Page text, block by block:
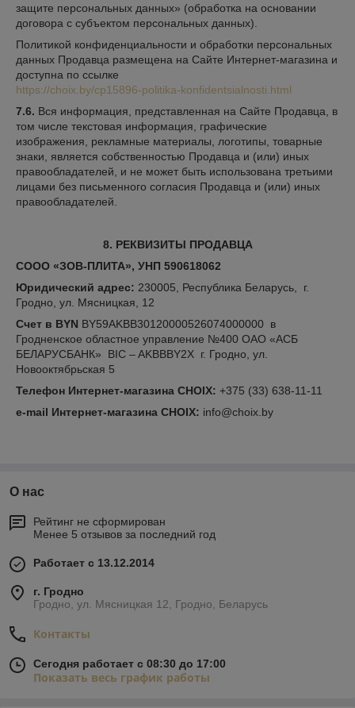
защите персональных данных» (обработка на основании
договора с субъектом персональных данных).
Политикой конфиденциальности и обработки персональных
данных Продавца размещена на Сайте Интернет-магазина и
доступна по ссылке
https://choix.by/cp15896-politika-konfidentsialnosti.html
7.6. Вся информация, представленная на Сайте Продавца, в
том числе текстовая информация, графические
изображения, рекламные материалы, логотипы, товарные
знаки, является собственностью Продавца и (или) иных
правообладателей, и не может быть использована третьими
лицами без письменного согласия Продавца и (или) иных
правообладателей.
8. РЕКВИЗИТЫ ПРОДАВЦА
СООО «ЗОВ-ПЛИТА», УНП 590618062
Юридический адрес: 230005, Республика Беларусь, г.
Гродно, ул. Мясницкая, 12
Счет в BYN BY59AKBB30120000526074000000 в
Гродненское областное управление №400 ОАО «АСБ
БЕЛАРУСБАНК» BIC – AKBBBY2X г. Гродно, ул.
Новооктябрьская 5
Телефон Интернет-магазина CHOIX: +375 (33) 638-11-11
e-mail Интернет-магазина CHOIX: info@choix.by
О нас
Рейтинг не сформирован
Менее 5 отзывов за последний год
Работает с 13.12.2014
г. Гродно
Гродно, ул. Мясницкая 12, Гродно, Беларусь
Контакты
Сегодня работает с 08:30 до 17:00
Показать весь график работы